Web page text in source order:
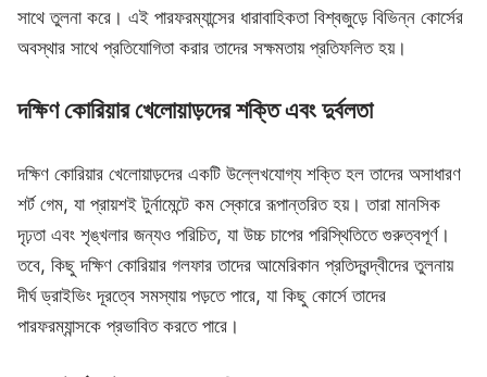
সাথে তুলনা করে। এই পারফরম্যান্সের ধারাবাহিকতা বিশ্বজুড়ে বিভিন্ন কোর্সের
অবস্থার সাথে প্রতিযোগিতা করার তাদের সক্ষমতায় প্রতিফলিত হয়।
দক্ষিণ কোরিয়ার খেলোয়াড়দের শক্তি এবং দুর্বলতা
দক্ষিণ কোরিয়ার খেলোয়াড়দের একটি উল্লেখযোগ্য শক্তি হল তাদের অসাধারণ
শর্ট গেম, যা প্রায়শই টুর্নামেন্টে কম স্কোরে রূপান্তরিত হয়। তারা মানসিক
দৃঢ়তা এবং শৃঙ্খলার জন্যও পরিচিত, যা উচ্চ চাপের পরিস্থিতিতে গুরুত্বপূর্ণ।
তবে, কিছু দক্ষিণ কোরিয়ার গলফার তাদের আমেরিকান প্রতিদ্বন্দ্বীদের তুলনায়
দীর্ঘ ড্রাইভিং দূরত্বে সমস্যায় পড়তে পারে, যা কিছু কোর্সে তাদের
পারফরম্যান্সকে প্রভাবিত করতে পারে।